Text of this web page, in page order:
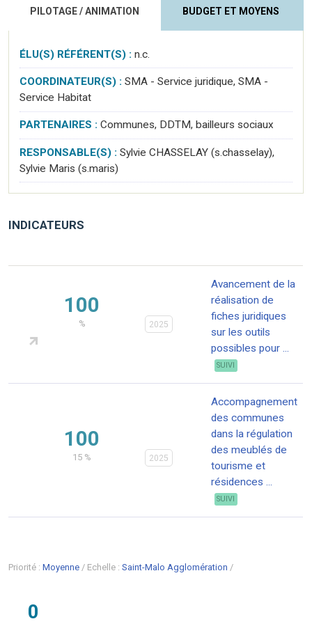
PILOTAGE / ANIMATION BUDGET ET MOYENS
ÉLU(S) RÉFÉRENT(S) :n.c.
COORDINATEUR(S) :SMA - Service juridique, SMA -
Service Habitat
PARTENAIRES :Communes, DDTM, bailleurs sociaux
RESPONSABLE(S) :Sylvie CHASSELAY (s.chasselay),
Sylvie Maris (s.maris)
INDICATEURS
100
% 2025
Avancement de la
réalisation de
fiches juridiques
sur les outils
possibles pour ...
SUIVI
100
15 % 2025
Accompagnement
des communes
dans la régulation
des meublés de
tourisme et
résidences ...
SUIVI
Priorité :Moyenne / Echelle :Saint-Malo Agglomération /
0